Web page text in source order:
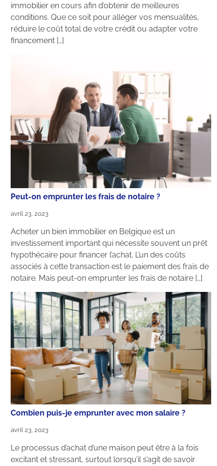
immobilier en cours afin d’obtenir de meilleures
conditions. Que ce soit pour alléger vos mensualités,
réduire le coût total de votre crédit ou adapter votre
financement […]
Peut-on emprunter les frais de notaire ?
avril 23, 2023
Acheter un bien immobilier en Belgique est un
investissement important qui nécessite souvent un prêt
hypothécaire pour financer l’achat. L’un des coûts
associés à cette transaction est le paiement des frais de
notaire. Mais peut-on emprunter les frais de notaire […]
Combien puis-je emprunter avec mon salaire ?
avril 23, 2023
Le processus d’achat d’une maison peut être à la fois
excitant et stressant, surtout lorsqu’il s’agit de savoir